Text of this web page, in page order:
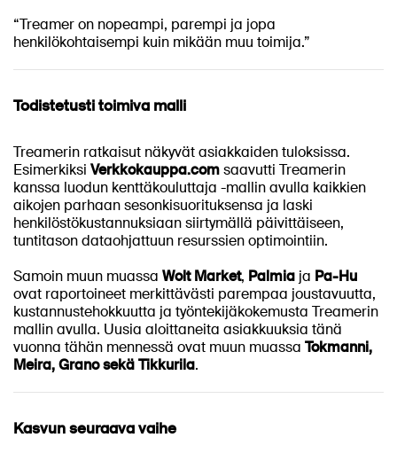
“Treamer on nopeampi, parempi ja jopa
henkilökohtaisempi kuin mikään muu toimija.”
Todistetusti toimiva malli
Treamerin ratkaisut näkyvät asiakkaiden tuloksissa.
Esimerkiksi Verkkokauppa.comsaavutti Treamerin
kanssa luodun kenttäkouluttaja -mallin avulla kaikkien
aikojen parhaan sesonkisuorituksensa ja laski
henkilöstökustannuksiaan siirtymällä päivittäiseen,
tuntitason dataohjattuun resurssien optimointiin.
Samoin muun muassa Wolt Market, Palmia ja Pa-Hu
ovat raportoineet merkittävästi parempaa joustavuutta,
kustannustehokkuutta ja työntekijäkokemusta Treamerin
mallin avulla. Uusia aloittaneita asiakkuuksia tänä
vuonna tähän mennessä ovat muun muassa Tokmanni,
Meira, Grano sekä Tikkurila.
Kasvun seuraava vaihe